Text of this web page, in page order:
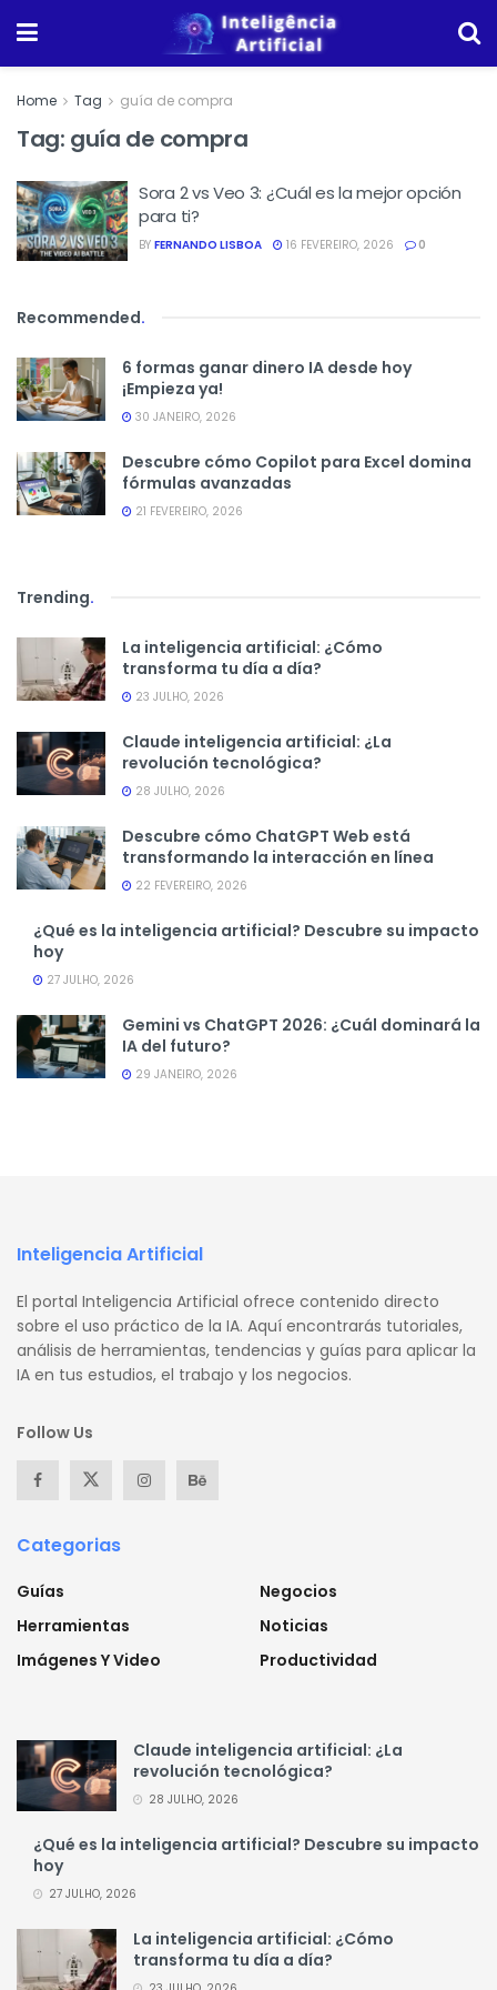
Home Tag guía de compra
Tag: guía de compra
Sora 2 vs Veo 3: ¿Cuál es la mejor opción
para ti?
BY FERNANDO LISBOA 16 FEVEREIRO, 2026 0
Recommended.
6 formas ganar dinero IA desde hoy
¡Empieza ya!
30 JANEIRO, 2026
Descubre cómo Copilot para Excel domina
fórmulas avanzadas
21 FEVEREIRO, 2026
Trending.
La inteligencia artificial: ¿Cómo
transforma tu día a día?
23 JULHO, 2026
Claude inteligencia artificial: ¿La
revolución tecnológica?
28 JULHO, 2026
Descubre cómo ChatGPT Web está
transformando la interacción en línea
22 FEVEREIRO, 2026
¿Qué es la inteligencia artificial? Descubre su impacto
hoy
27 JULHO, 2026
Gemini vs ChatGPT 2026: ¿Cuál dominará la
IA del futuro?
29 JANEIRO, 2026
Inteligencia Artificial
El portal Inteligencia Artificial ofrece contenido directo
sobre el uso práctico de la IA. Aquí encontrarás tutoriales,
análisis de herramientas, tendencias y guías para aplicar la
IA en tus estudios, el trabajo y los negocios.
Follow Us
Categorias
Guías
Herramientas
Imágenes Y Video
Negocios
Noticias
Productividad
Claude inteligencia artificial: ¿La
revolución tecnológica?
28 JULHO, 2026
¿Qué es la inteligencia artificial? Descubre su impacto
hoy
27 JULHO, 2026
La inteligencia artificial: ¿Cómo
transforma tu día a día?